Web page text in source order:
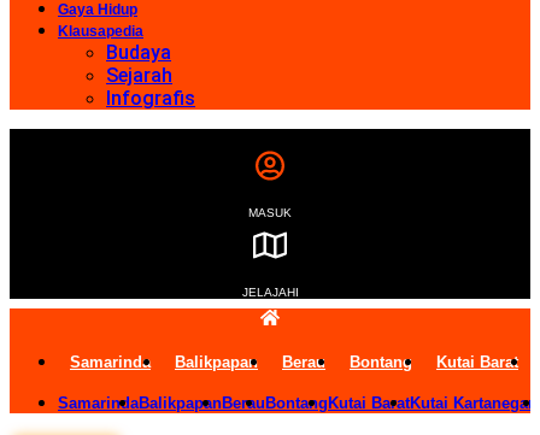
Gaya Hidup
Klausapedia
Budaya
Sejarah
Infografis
MASUK
JELAJAHI
Samarinda Balikpapan Berau Bontang Kutai Barat
SamarindaBalikpapanBerau Bontang Kutai BaratKutai